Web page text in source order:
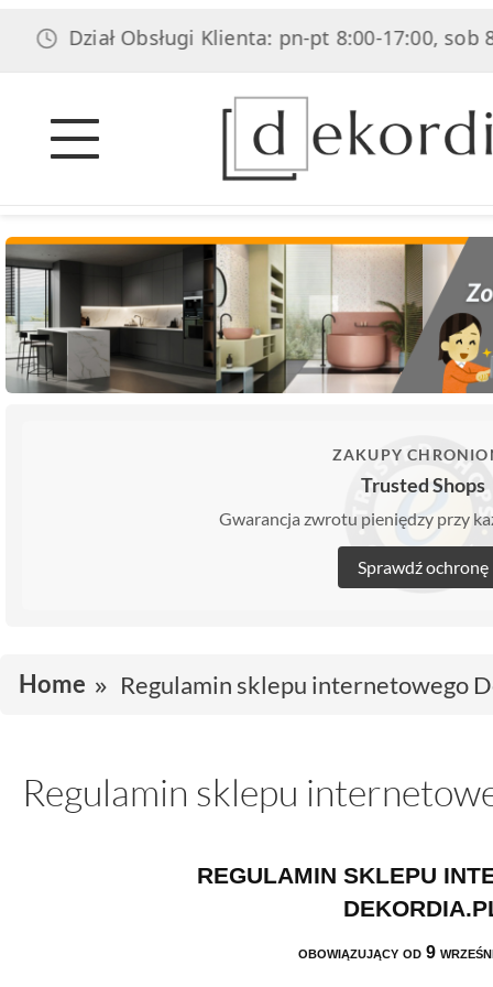
Dział Obsługi Klienta: pn-pt 8:00-17:00, sob 8:00-
ZAKUPY
Trusted Shops
Gwarancja zwrotu pieniędzy przy
Sprawdź ochronę
Home Regulamin sklepu internetowego
Regulamin sklepu
REGULAMIN SKLEPU
obowiązujący od 9